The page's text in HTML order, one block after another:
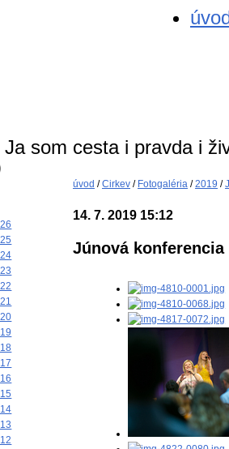
som cesta i pravda i
úvod /Cirkev / Fotogaléria /2019 /
14. 7. 2019 15:12
Júnová